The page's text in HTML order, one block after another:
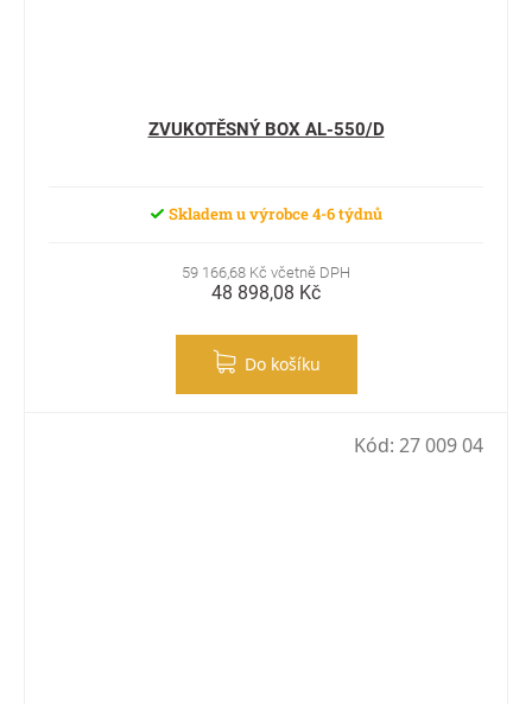
ZVUKOTĚSNÝ BOX AL-550/D
Skladem u výrobce 4-6 týdnů
59 166,68 Kč včetně DPH
48 898,08 Kč
Do košíku
Kód: 27 009 04